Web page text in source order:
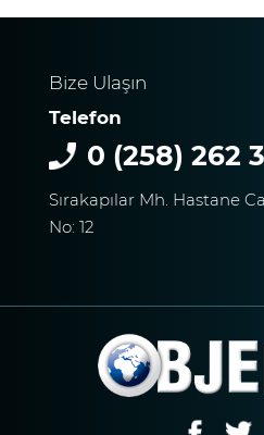
Bize Ulaşın
Telefon
0 (258) 262
Sırakapılar Mh. Hastane
No: 12